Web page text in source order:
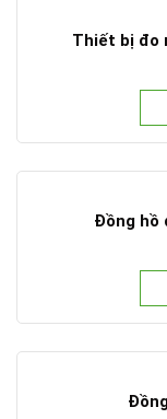
Thiết bị đo
Đồng hồ